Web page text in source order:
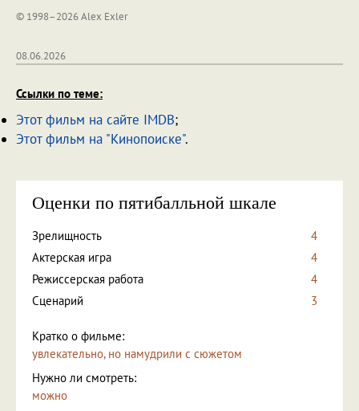
© 1998–2026 Alex Exler
08.06.2026
Ссылки по теме:
Этот фильм на сайте IMDB;
Этот фильм на "Кинопоиске".
Оценки по пятибалльной шкале
Зрелищность
4
Актерская игра
4
Режиссерская работа
4
Сценарий
3
Кратко о фильме:
увлекательно, но намудрили с сюжетом
Нужно ли смотреть:
можно